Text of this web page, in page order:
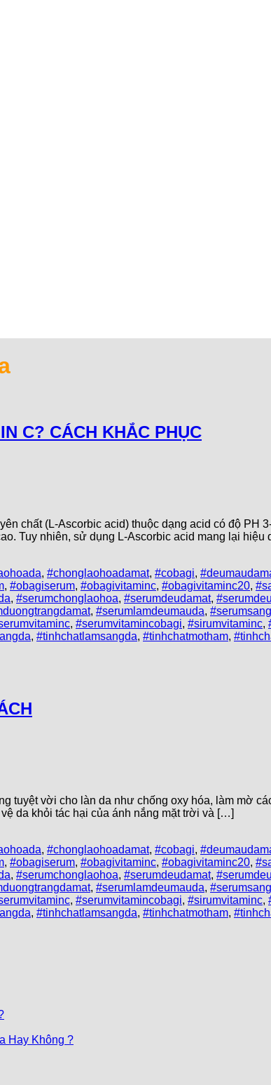
C? CÁCH KHẮC PHỤC
chất (L-Ascorbic acid) thuộc dạng acid có độ PH
Tuy nhiên, sử dụng L-Ascorbic acid mang lại hiệu
, #chonglaohoadamat, #cobagi,
, #obagiserum, #obagivitaminc, #obagivitaminc20,
, #serumchonglaohoa, #serumdeudamat,
, #serumlamdeumauda,
, #serumvitamincobagi, #sirumvitaminc,
, #tinhchatlamsangda, #tinhchatmotham,
tuyệt vời cho làn da như chống oxy hóa, làm mờ
da khỏi tác hại của ánh nắng mặt trời và […]
, #chonglaohoadamat, #cobagi,
, #obagiserum, #obagivitaminc, #obagivitaminc20,
, #serumchonglaohoa, #serumdeudamat,
, #serumlamdeumauda,
, #serumvitamincobagi, #sirumvitaminc,
, #tinhchatlamsangda, #tinhchatmotham,
Hay Không ?